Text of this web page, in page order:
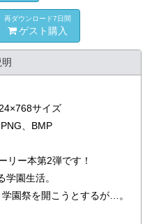
再ダウンロード7日間
ゲスト購入
サイズ
、BMP
リー本第2弾です！
園生活。
園祭を開こうとするが…。